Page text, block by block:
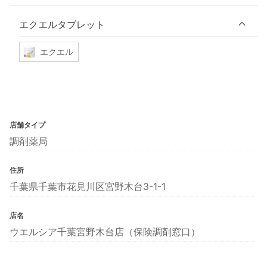
エクエルタブレット
エクエル
店舗タイプ
調剤薬局
住所
千葉県千葉市花見川区宮野木台3-1-1
店名
ウエルシア千葉宮野木台店（保険調剤窓口）